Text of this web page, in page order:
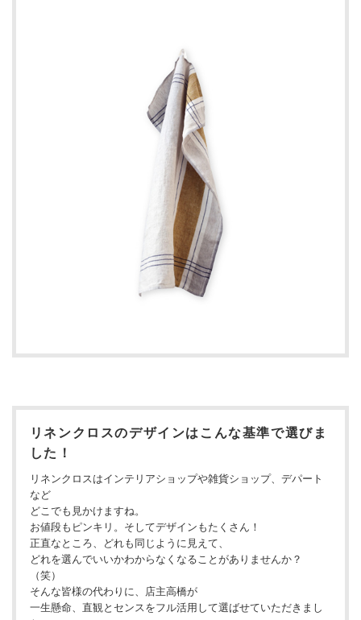
リネンクロスのデザインはこんな基準で選びま
した！
リネンクロスはインテリアショップや雑貨ショップ、デパート
など
どこでも見かけますね。
お値段もピンキリ。そしてデザインもたくさん！
正直なところ、どれも同じように見えて、
どれを選んでいいかわからなくなることがありませんか？
（笑）
そんな皆様の代わりに、店主高橋が
一生懸命、直観とセンスをフル活用して選ばせていただきまし